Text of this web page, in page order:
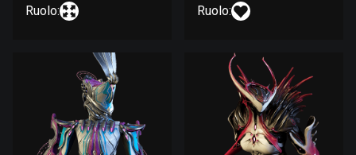
Ruolo: Ruolo: